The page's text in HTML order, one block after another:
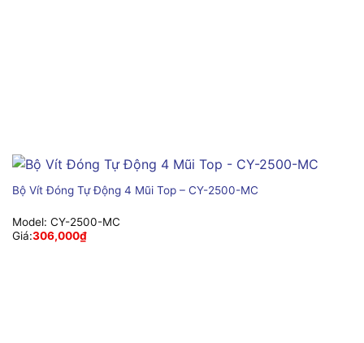
Bộ Vít Đóng Tự Động 4 Mũi Top – CY-2500-MC
Model: CY-2500-MC
Giá:306,000₫